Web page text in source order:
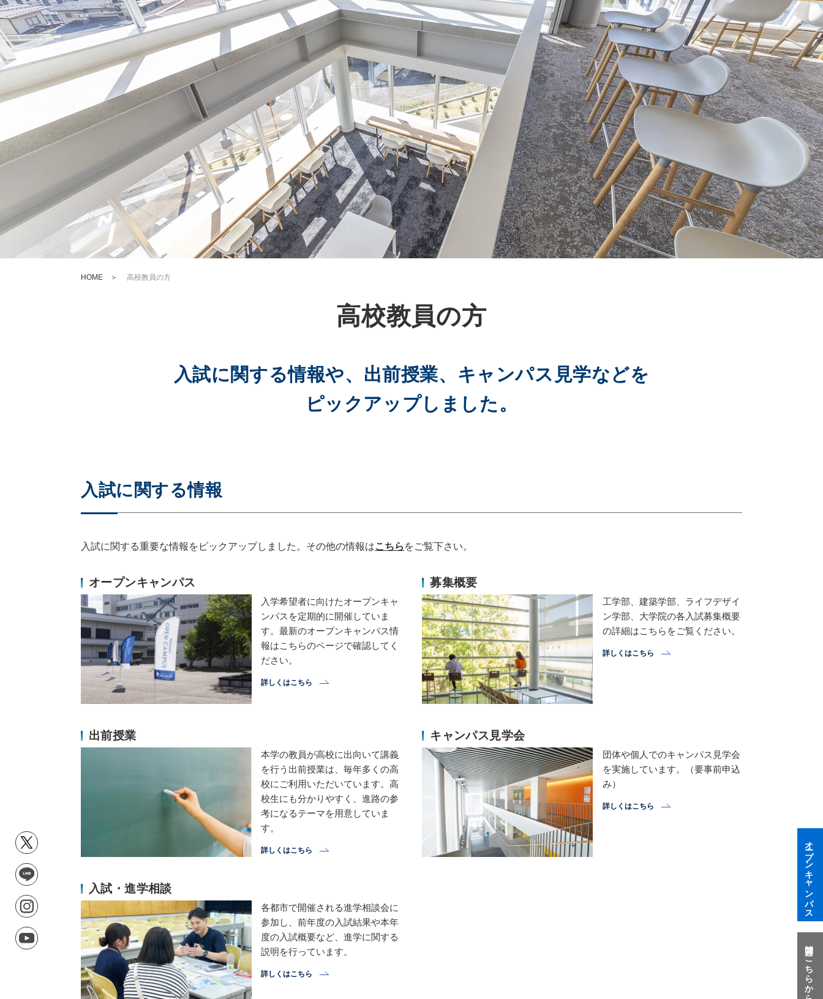
HOME ＞ 高校教員の方
高校教員の方
入試に関する情報や、出前授業、キャンパス見学などを
ピックアップしました。
入試に関する情報
入試に関する重要な情報をピックアップしました。その他の情報はこちら をご覧下さい。
オープンキャンパス
入学希望者に向けたオープンキャ
ンパスを定期的に開催していま
す。最新のオープンキャンパス情
報はこちらのページで確認してく
ださい。
詳しくはこちら
募集概要
工学部、建築学部、ライフデザイ
ン学部、大学院の各入試募集概要
の詳細はこちらをご覧ください。
詳しくはこちら
出前授業
本学の教員が高校に出向いて講義
を行う出前授業は、毎年多くの高
校にご利用いただいています。高
校生にも分かりやすく、進路の参
考になるテーマを用意していま
す。
詳しくはこちら
キャンパス見学会
団体や個人でのキャンパス見学会
を実施しています。（要事前申込
み）
詳しくはこちら
入試・進学相談
各都市で開催される進学相談会に
参加し、前年度の入試結果や本年
度の入試概要など、進学に関する
説明を行っています。
詳しくはこちら
オープンキャンパス
質問はこちらから